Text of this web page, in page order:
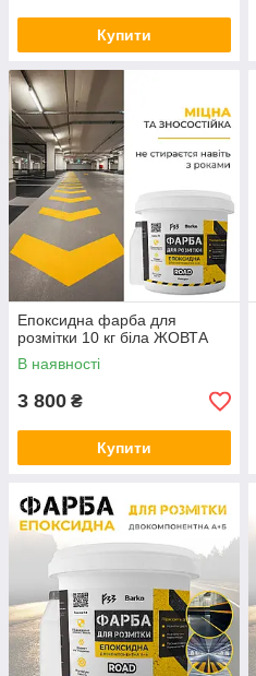
Купити
Епоксидна фарба для
розмітки 10 кг біла ЖОВТА
В наявності
3 800 ₴
Купити